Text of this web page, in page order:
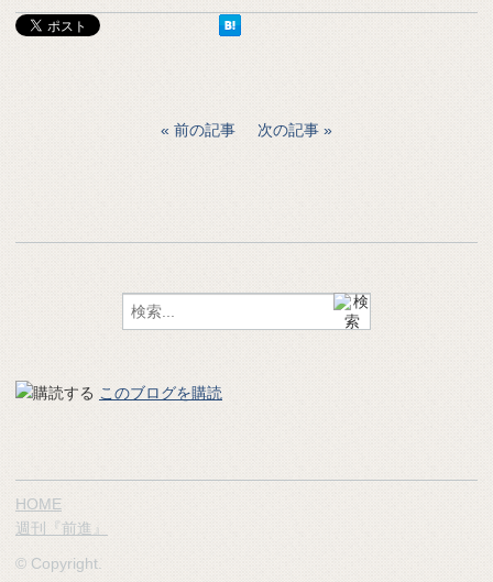
前の記事 次の記事
このブログを購読
HOME
週刊『前進』
© Copyright.